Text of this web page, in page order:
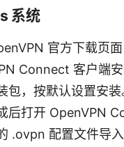
系统
官方下载页
Connect 客户端安
包，按默认设置安装
后打开 OpenVPN
.ovpn 配置文件导